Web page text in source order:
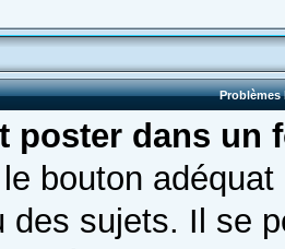
Problèmes
poster dans un
bouton
des sujets. Il se